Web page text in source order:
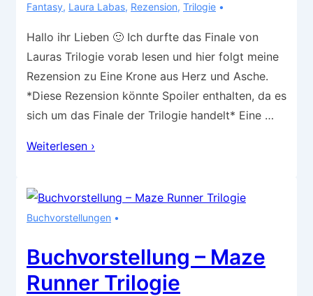
Fantasy, Laura Labas, Rezension, Trilogie
Hallo ihr Lieben 🙂 Ich durfte das Finale von
Lauras Trilogie vorab lesen und hier folgt meine
Rezension zu Eine Krone aus Herz und Asche.
*Diese Rezension könnte Spoiler enthalten, da es
sich um das Finale der Trilogie handelt* Eine …
Rezension
Eine
Krone
aus
und
Asche
Weiterlesen ›
Buchvorstellungen
Buchvorstellung – Maze
Runner Trilogie